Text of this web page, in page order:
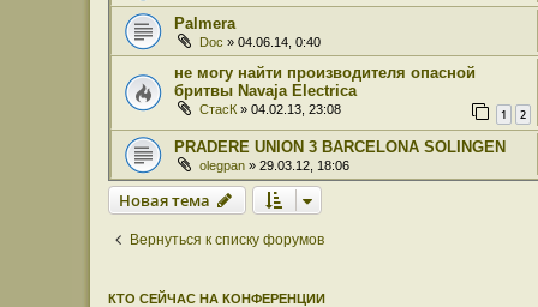
Palmera
Doc » 04.06.14, 0:40
не могу найти производителя опасной
бритвы Navaja Electrica
СтасК » 04.02.13, 23:08 1 2
PRADERE UNION 3 BARCELONA SOLINGEN
olegpan » 29.03.12, 18:06
Новая тема
Вернуться к списку форумов
КТО СЕЙЧАС НА КОНФЕРЕНЦИИ